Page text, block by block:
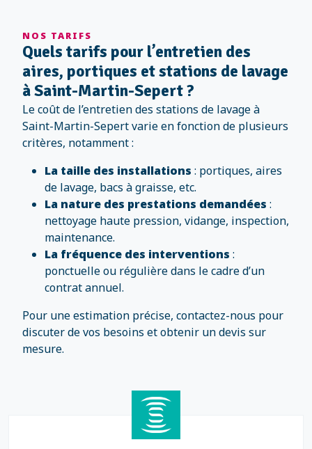
NOS TARIFS
Quels tarifs pour l’entretien des
aires, portiques et stations de lavage
à Saint-Martin-Sepert ?
Le coût de l’entretien des stations de lavage à
Saint-Martin-Sepert varie en fonction de plusieurs
critères, notamment :
La taille des installations : portiques, aires
de lavage, bacs à graisse, etc.
La nature des prestations demandées :
nettoyage haute pression, vidange, inspection,
maintenance.
La fréquence des interventions :
ponctuelle ou régulière dans le cadre d’un
contrat annuel.
Pour une estimation précise, contactez-nous pour
discuter de vos besoins et obtenir un devis sur
mesure.